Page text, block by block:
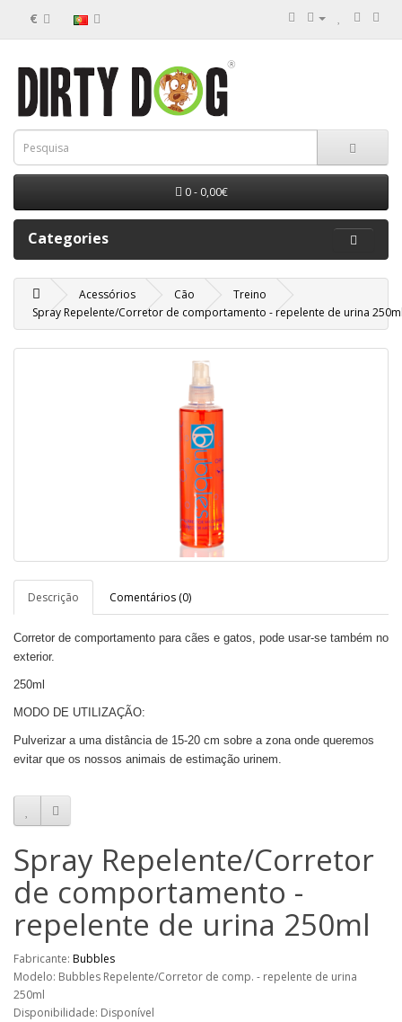
€
0 - 0,00€
Categories
Acessórios Cão
Treino
Spray Repelente/Corretor de comportamento - repelente de urina
Descrição Comentários (0)
Corretor de comportamento para cães e gatos, pode usar-se também no
exterior.
250ml
MODO DE UTILIZAÇÃO:
Pulverizar a uma distância de 15-20 cm sobre a zona onde queremos
evitar que os nossos animais de estimação urinem.
Spray Repelente/Corretor
de comportamento -
repelente de urina 250ml
Fabricante: Bubbles
Modelo: Bubbles Repelente/Corretor de comp. - repelente de urina
250ml
Disponibilidade: Disponível